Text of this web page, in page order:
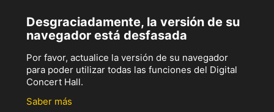
Desgraciadamente, la versión de su
navegador está desfasada
Por favor, actualice la versión de su navegador
para poder utilizar todas las funciones del Digital
Concert Hall.
Saber más